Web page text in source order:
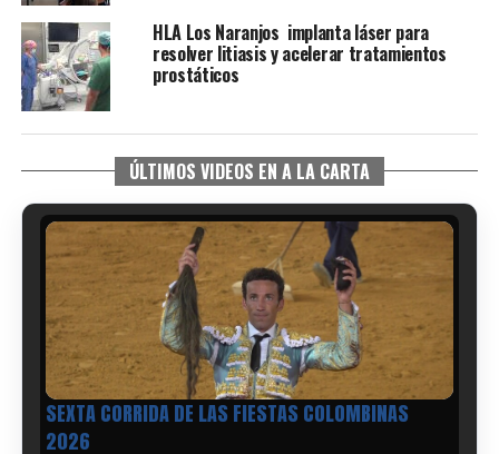
HLA Los Naranjos implanta láser para
resolver litiasis y acelerar tratamientos
prostáticos
ÚLTIMOS VIDEOS EN A LA CARTA
SEXTA CORRIDA DE LAS FIESTAS COLOMBINAS
2026
hace 2 días · Huelvatv